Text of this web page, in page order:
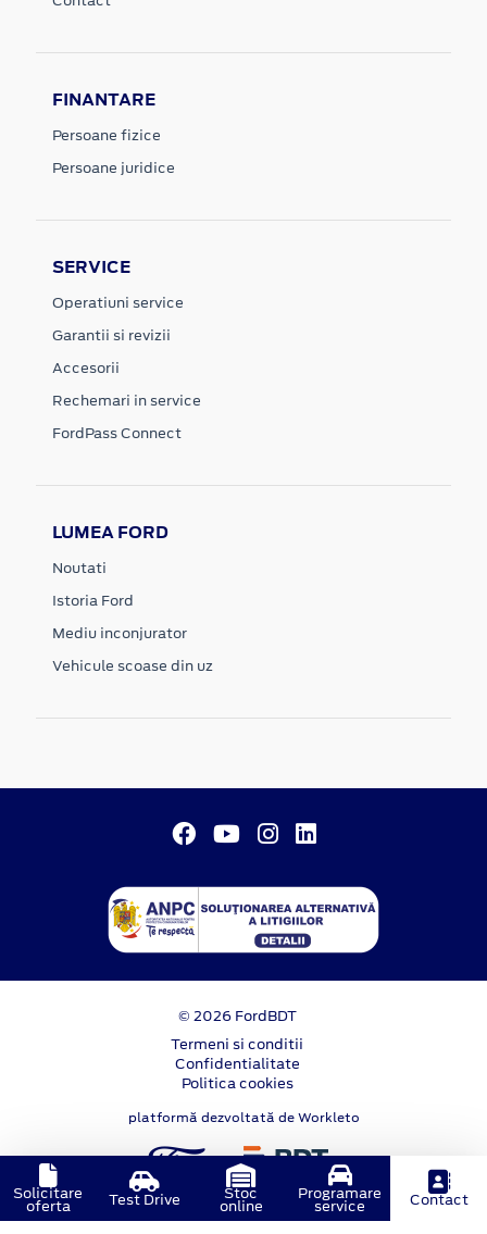
FINANTARE
Persoane fizice
Persoane juridice
SERVICE
Operatiuni service
Garantii si revizii
Accesorii
Rechemari in service
FordPass Connect
LUMEA FORD
Noutati
Istoria Ford
Mediu inconjurator
Vehicule scoase din uz
© 2026 FordBDT
Termeni si conditii
Confidentialitate
Politica cookies
platformă dezvoltată de Workleto
Solicitare
oferta Test Drive Stoc
online
Programare
service Contact